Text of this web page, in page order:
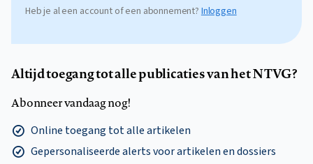
Heb je al een account of een abonnement?Inloggen
Altijd toegang tot alle publicaties van het NTVG?
Abonneer vandaag nog!
Online toegang tot alle artikelen
Gepersonaliseerde alerts voor artikelen en dossiers